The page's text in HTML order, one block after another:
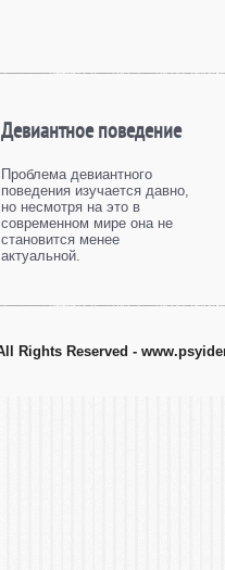
Девиантное поведение
Проблема девиантного
поведения изучается давно,
но несмотря на это в
современном мире она не
становится менее
актуальной.
Rights Reserved -